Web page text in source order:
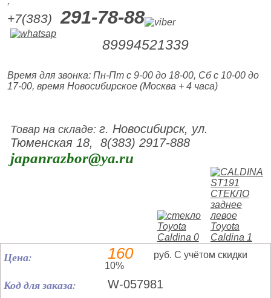
+7(383) 291-78-88
89994521339
Время для звонка: Пн-Пт с 9-00 до 18-00, Сб с 10-00 до
17-00, время Новосибирское (Москва + 4 часа)
Товар на складе:г. Новосибирск, ул.
Тюменская 18, 8(383) 2917-888
japanrazbor@ya.ru
Цена: 160
руб. С учётом скидки
10%
Код для заказа: W-057981